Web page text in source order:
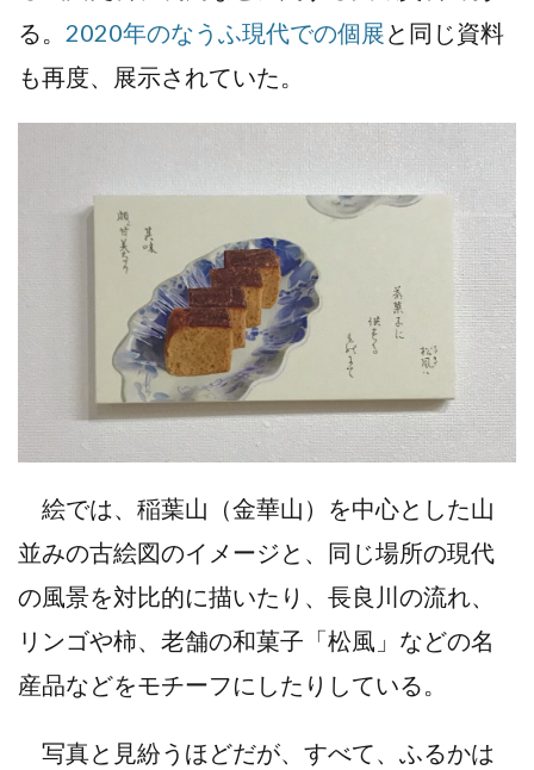
る。 2020年のなうふ現代での個展と同じ資料
も再度、展示されていた。
絵では、稲葉山（金華山）を中心とした山
並みの古絵図のイメージと、同じ場所の現代
の風景を対比的に描いたり、長良川の流れ、
リンゴや柿、老舗の和菓子「松風」などの名
産品などをモチーフにしたりしている。
写真と見紛うほどだが、すべて、ふるかは